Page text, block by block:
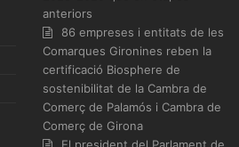
anteriors
86 empreses i entitats de les
Comarques Gironines reben la
certificació Biosphere de
sostenibilitat de la Cambra de
Comerç de Palamós i Cambra de
Comerç de Girona